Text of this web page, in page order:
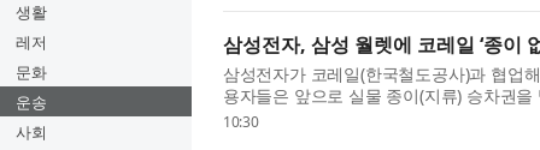
생활
레저
문화
운송
사회
삼성전자, 삼성 월렛에 코레일 ‘종이
삼성전자가 코레일(한국철도공사)과 협업
용자들은 앞으로 실물 종이(지류) 승차권
할 수 있게 됐다. 삼성 월렛의 ‘종이 없는 승
10:30